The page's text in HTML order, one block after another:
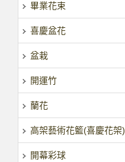
畢業花束
喜慶盆花
盆栽
開運竹
蘭花
高架藝術花籃(喜慶花架)
開幕彩球